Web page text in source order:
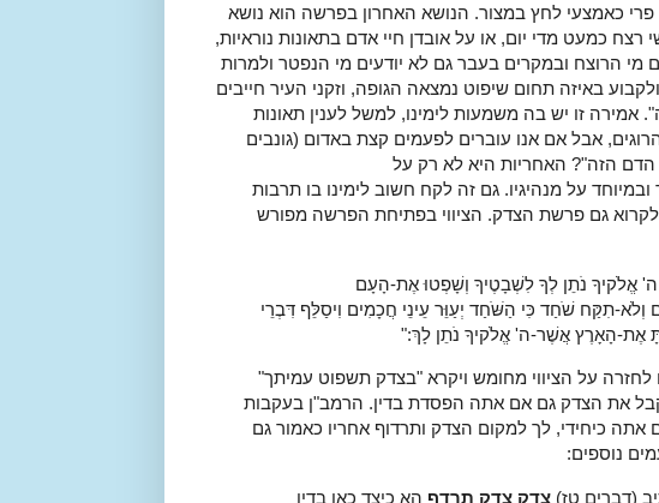
כאמצעי לחץ במצור. הנושא האחרון בפרשה הוא נושא
כמעט מדי יום, או על אובדן חיי אדם בתאונות נוראיות,
מי הרוצח ובמקרים בעבר גם לא יודעים מי הנפטר ולמרות
באיזה תחום שיפוט נמצאה הגופה, וזקני העיר חייבים
אמירה זו יש בה משמעות לימינו, למשל לענין תאונות
אבל אם אנו עוברים לפעמים קצת באדום (גונבים
הדם הזה"? האחריות היא לא רק על
על מנהיגיו. גם זה לקח חשוב לימינו בו תרבות
גם פרשת הצדק. הציווי בפתיחת הפרשה מפורש
אֱלֹקיךָ נֹתֵן לְךָ לִשְׁבָטֶיךָ וְשָׁפְטוּ אֶת-הָעָם
תִקַּח שֹׁחַד כִּי הַשֹּׁחַד יְעַוֵּר עֵינֵי חֲכָמִים וִיסַלֵּף דִּבְרֵי
אֶת-הָאָרֶץ אֲשֶׁר-ה' אֱלֹקיךָ נֹתֵן לָךְ:"
על הציווי מחומש ויקרא "בצדק תשפוט עמיתך"
את הצדק גם אם אתה הפסדת בדין. הרמב"ן בעקבות
כיחידי, לך למקום הצדק ותרדוף אחריו כאמור גם
נוספים:
(דברים טז) צדק צדק תרדף הא כיצד כאן בדין